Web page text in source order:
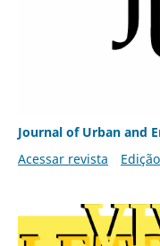
Journal of Urban and
Acessar revista